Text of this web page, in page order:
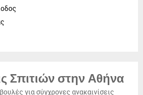
Σπιτιών στην Αθήνα
για σύγχρονες ανακαινίσεις